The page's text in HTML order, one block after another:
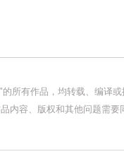
所有作品，均转载、编译
内容、版权和其他问题需